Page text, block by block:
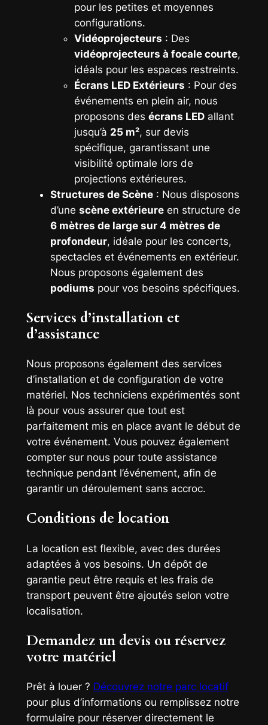
pour les petites et moyennes
configurations.
Vidéoprojecteurs : Des
vidéoprojecteurs à focale courte,
idéals pour les espaces restreints.
Écrans LED Extérieurs : Pour des
événements en plein air, nous
proposons des écrans LEDallant
jusqu’à 25 m², sur devis
spécifique, garantissant une
visibilité optimale lors de
projections extérieures.
Structures de Scène: Nous disposons
d’une scène extérieureen structure de
6 mètres de large sur 4 mètres de
profondeur, idéale pour les concerts,
spectacles et événements en extérieur.
Nous proposons également des
podiums pour vos besoins spécifiques.
Services d’installation et
d’assistance
Nous proposons également des services
d’installation et de configuration de votre
matériel. Nos techniciens expérimentés sont
là pour vous assurer que tout est
parfaitement mis en place avant le début de
votre événement. Vous pouvez également
compter sur nous pour toute assistance
technique pendant l’événement, afin de
garantir un déroulement sans accroc.
Conditions de location
La location est flexible, avec des durées
adaptées à vos besoins. Un dépôt de
garantie peut être requis et les frais de
transport peuvent être ajoutés selon votre
localisation.
Demandez un devis ou réservez
votre matériel
Prêt à louer ? Découvrez notre parc locatif
pour plus d’informations ou remplissez notre
formulaire pour réserver directement le